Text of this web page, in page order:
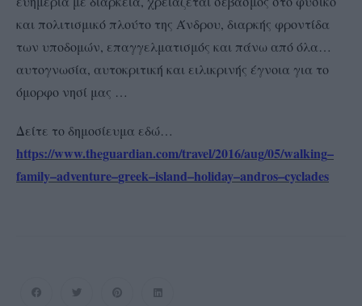
και πολιτισμικό πλούτο της Άνδρου, διαρκής φροντίδα
των υποδομών, επαγγελματισμός και πάνω από όλα…
αυτογνωσία, αυτοκριτική και ειλικρινής έγνοια για το
όμορφο νησί μας …
Δείτε το δημοσίευμα εδώ…
https://www.theguardian.com/travel/2016/aug/05/walking–
family–adventure–greek–island–holiday–andros–cyclades